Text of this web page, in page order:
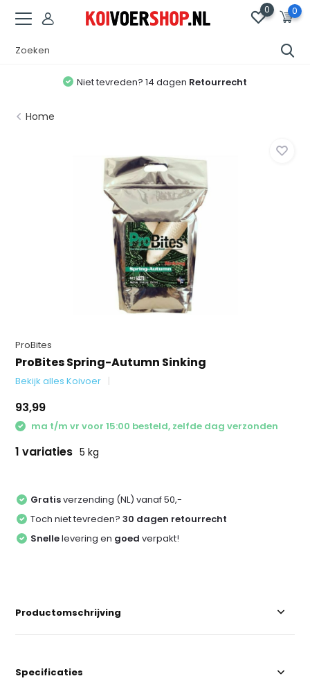
0 0
Niet tevreden? 14 dagen Retourrecht
Home
ProBites
ProBites Spring-Autumn Sinking
Bekijk alles Koivoer
93,99
ma t/m vr voor 15:00 besteld, zelfde dag verzonden
1 variaties 5 kg
Gratisverzending (NL) vanaf 50,-
Toch niet tevreden?30 dagen retourrecht
Snellelevering en goed verpakt!
Productomschrijving
Specificaties